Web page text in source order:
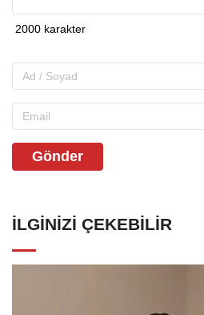
Gönder
İLGINIZI ÇEKEBILIR